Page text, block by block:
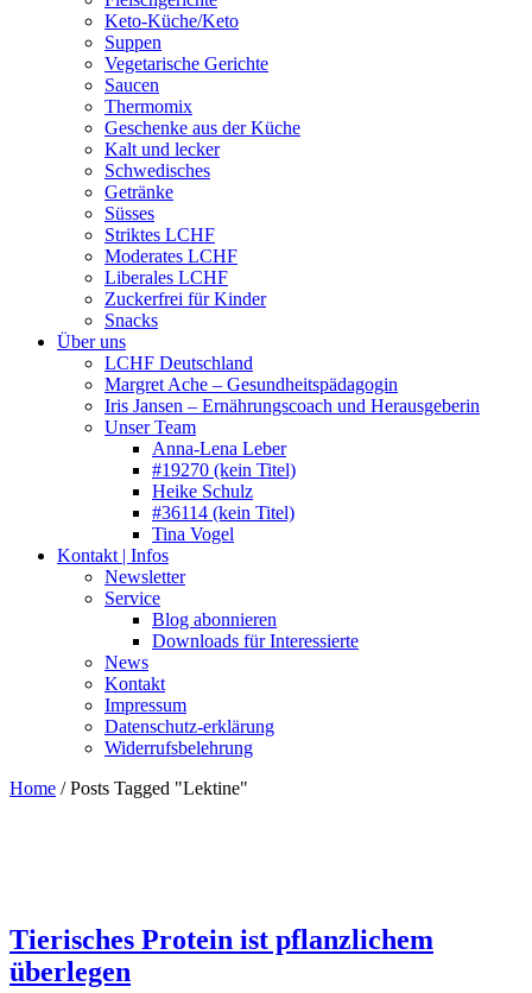
Keto-Küche/Keto
Suppen
Vegetarische Gerichte
Saucen
Thermomix
Geschenke aus der Küche
Kalt und lecker
Schwedisches
Getränke
Süsses
Striktes LCHF
Moderates LCHF
Liberales LCHF
Zuckerfrei für Kinder
Snacks
Über uns
LCHF Deutschland
Margret Ache – Gesundheitspädagogin
Iris Jansen – Ernährungscoach und Herausgeberin
Unser Team
Anna-Lena Leber
#19270 (kein Titel)
Heike Schulz
#36114 (kein Titel)
Tina Vogel
Kontakt | Infos
Newsletter
Service
Blog abonnieren
Downloads für Interessierte
News
Kontakt
Impressum
Datenschutz-erklärung
Widerrufsbelehrung
Home /Posts Tagged "Lektine"
Tierisches Protein ist pflanzlichem
überlegen